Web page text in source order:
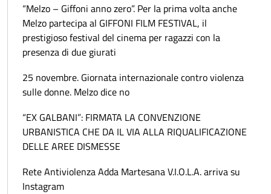
“Melzo – Giffoni anno zero”. Per la prima volta anche
Melzo partecipa al GIFFONI FILM FESTIVAL, il
prestigioso festival del cinema per ragazzi con la
presenza di due giurati
25 novembre. Giornata internazionale contro violenza
sulle donne. Melzo dice no
“EX GALBANI”: FIRMATA LA CONVENZIONE
URBANISTICA CHE DA IL VIA ALLA RIQUALIFICAZIONE
DELLE AREE DISMESSE
Rete Antiviolenza Adda Martesana V.I.O.L.A. arriva su
Instagram